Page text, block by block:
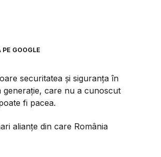
PE GOOGLE
securitatea și siguranța în
care nu a cunoscut
fi pacea.
alianțe din care România